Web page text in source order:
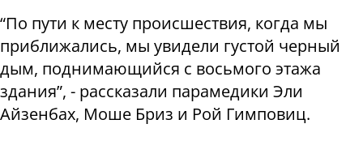
“По пути к месту происшествия, когда мы
приближались, мы увидели густой черный
дым, поднимающийся с восьмого этажа
здания”, - рассказали парамедики Эли
Айзенбах, Моше Бриз и Рой Гимповиц.